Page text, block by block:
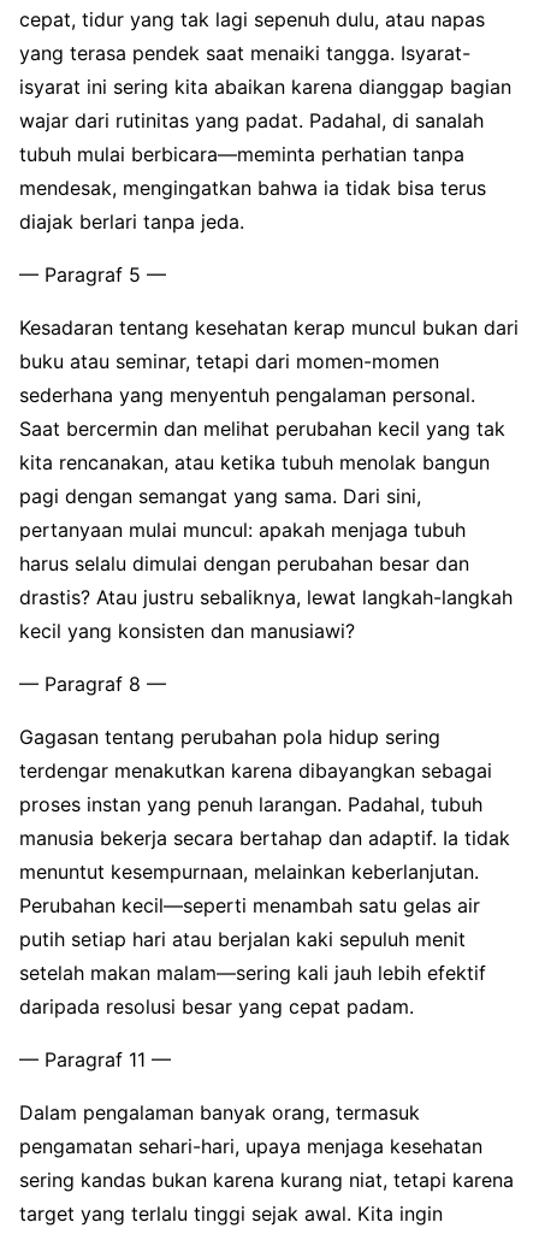
cepat, tidur yang tak lagi sepenuh dulu, atau napas
yang terasa pendek saat menaiki tangga. Isyarat-
isyarat ini sering kita abaikan karena dianggap bagian
wajar dari rutinitas yang padat. Padahal, di sanalah
tubuh mulai berbicara—meminta perhatian tanpa
mendesak, mengingatkan bahwa ia tidak bisa terus
diajak berlari tanpa jeda.
— Paragraf 5 —
Kesadaran tentang kesehatan kerap muncul bukan dari
buku atau seminar, tetapi dari momen-momen
sederhana yang menyentuh pengalaman personal.
Saat bercermin dan melihat perubahan kecil yang tak
kita rencanakan, atau ketika tubuh menolak bangun
pagi dengan semangat yang sama. Dari sini,
pertanyaan mulai muncul: apakah menjaga tubuh
harus selalu dimulai dengan perubahan besar dan
drastis? Atau justru sebaliknya, lewat langkah-langkah
kecil yang konsisten dan manusiawi?
— Paragraf 8 —
Gagasan tentang perubahan pola hidup sering
terdengar menakutkan karena dibayangkan sebagai
proses instan yang penuh larangan. Padahal, tubuh
manusia bekerja secara bertahap dan adaptif. Ia tidak
menuntut kesempurnaan, melainkan keberlanjutan.
Perubahan kecil—seperti menambah satu gelas air
putih setiap hari atau berjalan kaki sepuluh menit
setelah makan malam—sering kali jauh lebih efektif
daripada resolusi besar yang cepat padam.
— Paragraf 11 —
Dalam pengalaman banyak orang, termasuk
pengamatan sehari-hari, upaya menjaga kesehatan
sering kandas bukan karena kurang niat, tetapi karena
target yang terlalu tinggi sejak awal. Kita ingin